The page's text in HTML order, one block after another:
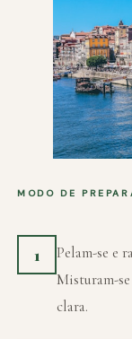
MODO DE
1
Pelam-se e
Misturam-
clara.